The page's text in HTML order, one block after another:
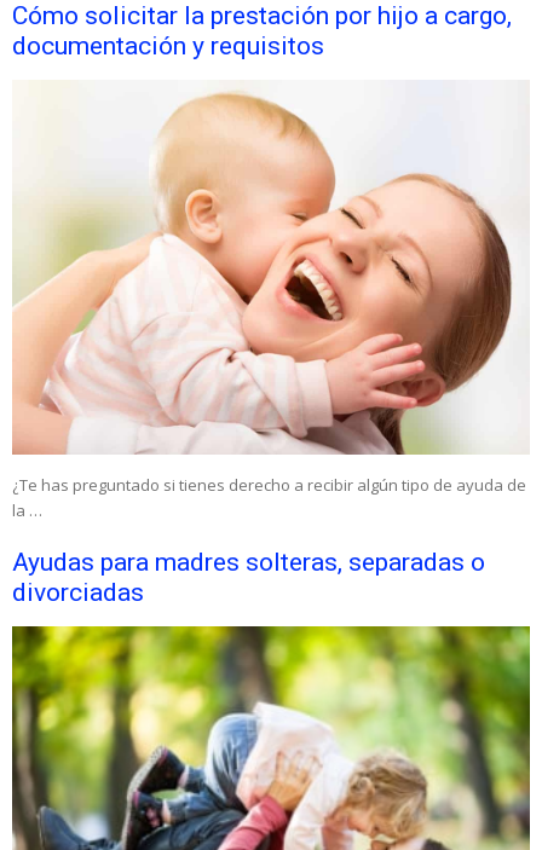
Cómo solicitar la prestación por hijo a cargo,
documentación y requisitos
¿Te has preguntado si tienes derecho a recibir algún tipo de ayuda de
la …
Ayudas para madres solteras, separadas o
divorciadas